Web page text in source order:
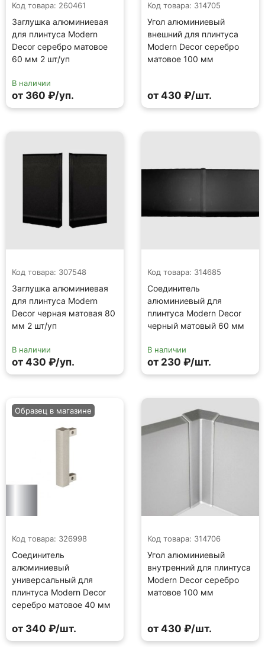
Код товара: 260461
Заглушка алюминиевая
для плинтуса Modern
Decor серебро матовое
60 мм 2 шт/уп
В наличии
от 360 ₽/уп.
Код товара: 314705
Угол алюминиевый
внешний для плинтуса
Modern Decor серебро
матовое 100 мм
от 430 ₽/шт.
Код товара: 307548
Заглушка алюминиевая
для плинтуса Modern
Decor черная матовая 80
мм 2 шт/уп
В наличии
от 430 ₽/уп.
Код товара: 314685
Соединитель
алюминиевый для
плинтуса Modern Decor
черный матовый 60 мм
В наличии
от 230 ₽/шт.
Код товара: 326998
Соединитель
алюминиевый
универсальный для
плинтуса Modern Decor
серебро матовое 40 мм
Образец в магазине
от 340 ₽/шт.
Код товара: 314706
Угол алюминиевый
внутренний для плинтуса
Modern Decor серебро
матовое 100 мм
от 430 ₽/шт.